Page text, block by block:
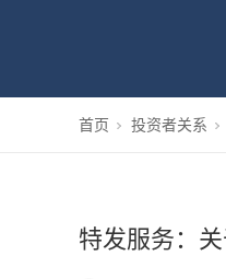
首页 投资者关系
特发服务：